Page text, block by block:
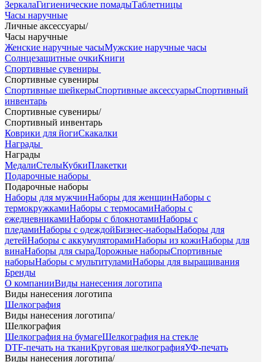
ЗеркалаГигиенические помадыТаблетницы
Часы наручные
Личные аксессуары/
Часы наручные
Женские наручные часыМужские наручные часы
Солнцезащитные очкиКниги
Спортивные сувениры
Спортивные сувениры
Спортивные шейкерыСпортивные аксессуарыСпортивный
инвентарь
Спортивные сувениры/
Спортивный инвентарь
Коврики для йогиСкакалки
Награды
Награды
МедалиСтелыКубкиПлакетки
Подарочные наборы
Подарочные наборы
Наборы для мужчинНаборы для женщинНаборы с
термокружкамиНаборы с термосамиНаборы с
ежедневникамиНаборы с блокнотамиНаборы с
пледамиНаборы с одеждойБизнес-наборыНаборы для
детейНаборы с аккумуляторамиНаборы из кожиНаборы для
винаНаборы для сыраДорожные наборыСпортивные
наборыНаборы с мультитуламиНаборы для выращивания
Бренды
О компанииВиды нанесения логотипа
Виды нанесения логотипа
Шелкография
Виды нанесения логотипа/
Шелкография
Шелкография на бумагеШелкография на стекле
DTF-печать на тканиКруговая шелкографияУФ-печать
Виды нанесения логотипа/